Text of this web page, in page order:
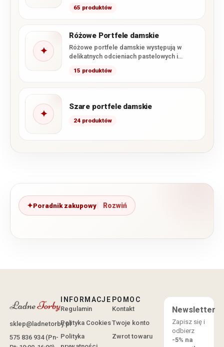
kategorii dominują portfele ze…
65 produktów
✦
Różowe Portfele damskie
Różowe portfele damskie występują w
delikatnych odcieniach pastelowych i
intensywnym…
15 produktów
✦
Szare portfele damskie
24 produktów
Poradnik zakupowy
sklep@ladnetorby.pl
575 836 934 (Pn-
INFORMACJE
Regulamin
Polityka Cookies
Polityka
POMOC
Kontakt
Twoje konto
Zwrot towaru
Newsletter
Zapisz się i
odbierz
-5% na